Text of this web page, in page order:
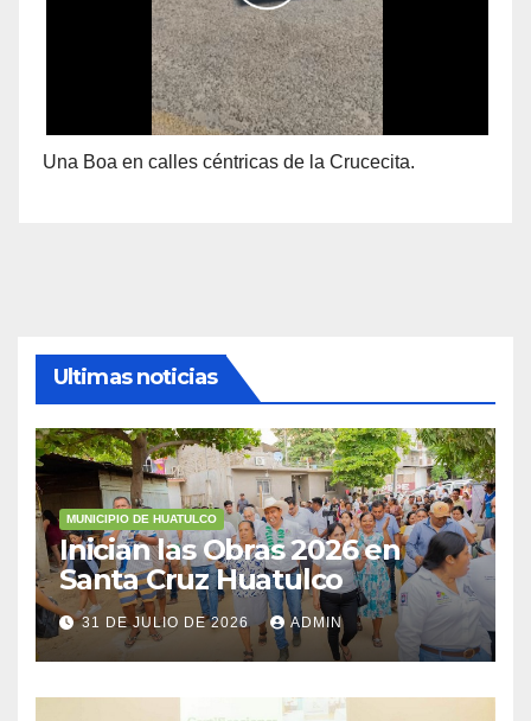
Una Boa en calles céntricas de la Crucecita.
Ultimas noticias
MUNICIPIO DE HUATULCO
Inician las Obras 2026 en
Santa Cruz Huatulco
31 DE JULIO DE 2026 ADMIN